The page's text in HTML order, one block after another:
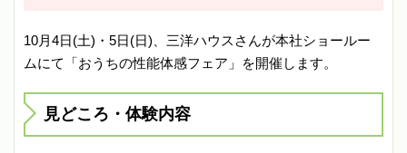
10月4日(土)・5日(日)、三洋ハウスさんが本社ショールー
ムにて「おうちの性能体感フェア」を開催します。
見どころ・体験内容